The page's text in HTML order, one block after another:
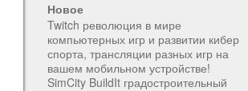
Новое
Twitch революция в мире
компьютерных игр и развитии кибер
спорта, трансляции разных игр на
вашем мобильном устройстве!
SimCity BuildIt градостроительный